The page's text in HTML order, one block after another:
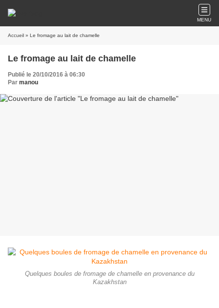
MENU
Accueil » Le fromage au lait de chamelle
Le fromage au lait de chamelle
Publié le 20/10/2016 à 06:30
Par manou
Quelques boules de fromage de chamelle en provenance du
Kazakhstan